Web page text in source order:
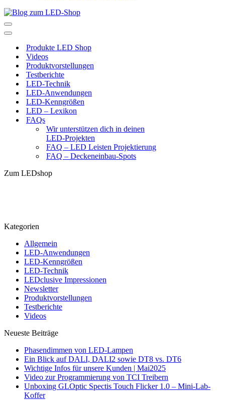
Navigationsmenü
Navigationsmenü
Produkte LED Shop
Videos
Produktvorstellungen
Testberichte
LED-Technik
LED-Anwendungen
LED-Kenngrößen
LED – Lexikon
FAQs
Wir unterstützen dich in deinen
LED-Projekten
FAQ – LED Leisten Projektierung
FAQ – Deckeneinbau-Spots
Zum LEDshop
Kategorien
Allgemein
LED-Anwendungen
LED-Kenngrößen
LED-Technik
LEDclusive Impressionen
Newsletter
Produktvorstellungen
Testberichte
Videos
Neueste Beiträge
Phasendimmen von LED-Lampen
Ein Blick auf DALI, DALI2 sowie DT8 vs. DT6
Wichtige Infos für unsere Kunden | Mai2025
Video zur Programmierung von TCI Treibern
Unboxing GLOptic Spectis Touch Flicker 1.0 – Mini-Lab-
Koffer